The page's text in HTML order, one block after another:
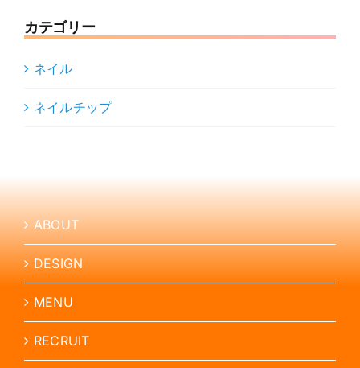
カテゴリー
ネイル
ネイルチップ
ABOUT
DESIGN
MENU
RECRUIT